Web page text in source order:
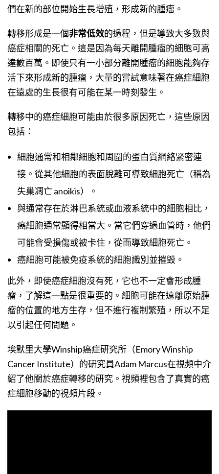
們在新的部位開始生長增殖，形成新的腫瘤。
轉移形成是一個非常低效的過程，但是導致大多數與
癌症相關的死亡。這是因為每天離開腫瘤的細胞可高
達數百萬。即使只有一小部分離開腫瘤的細胞能夠存
活下來形成新的腫瘤，大量的嘗試意味著在癌症細胞
在遠處的生長很有可能在某一時刻發生。
轉移中的癌症細胞可能由於很多原因死亡，這些原因
包括：
細胞通常和相鄰細胞和周圍的蛋白質網絡緊密連
接。從其他細胞的表面脫離可導致細胞死亡（稱為
失巢凋亡 anoikis）。
與通常存在於淋巴系統或血液系統中的細胞相比，
癌細胞通常顯得相當大。當它們穿過血管時，他們
可能會受損傷或被卡住，從而導致細胞死亡。
癌細胞可能被免疫系統的細胞識別並摧毀。
此外，即使癌症細胞沒有死，它也不一定會形成腫
瘤，了解這一點是很重要的。細胞可能在遠離原始腫
瘤的位置的地方生存，但不進行複制繁殖，所以不足
以引起任何問題。
埃默里大學Winship癌症研究所（Emory Winship
Cancer Institute）的研究員Adam Marcus在視頻中介
紹了他關於癌症轉移的研究。視頻裡包含了真實的癌
症細胞移動的視頻片段。